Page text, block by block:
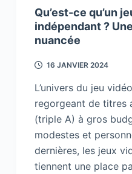
Qu’est-ce qu’un
indépendant ?
nuancée
16 JANVIER 2024
L’univers du jeu
regorgeant de titres
(triple A) à gros
modestes et
dernières, les jeux
tiennent une place